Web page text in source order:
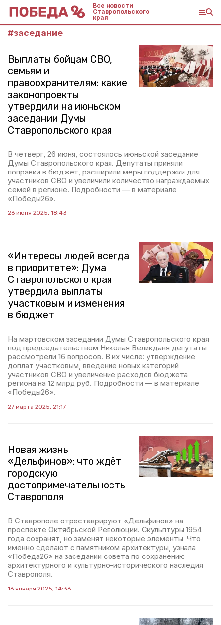
Все новости
Ставропольского
края
#заседание
Выплаты бойцам СВО,
семьям и
правоохранителям: какие
законопроекты
утвердили на июньском
заседании Думы
Ставропольского края
В четверг, 26 июня, состоялось июньской заседание
Думы Ставропольского края. Депутаты приняли
поправки в бюджет, расширили меры поддержки для
участников СВО и увеличили количество награждаемых
семей в регионе. Подробности — в материале
«Победы26».
26 июня 2025, 18:43
«Интересы людей всегда
в приоритете»: Дума
Ставропольского края
утвердила выплаты
участковым и изменения
в бюджет
На мартовском заседании Думы Ставропольского края
под председательством Николая Великданя депутаты
рассмотрели 16 вопросов. В их числе: утверждение
доплат участковым, введение новых категорий
участников СВО и увеличение расходов бюджета
региона на 12 млрд руб. Подробности — в материале
«Победы26».
27 марта 2025, 21:17
Новая жизнь
«Дельфинов»: что ждёт
городскую
достопримечательность
Ставрополя
В Ставрополе отреставрируют «Дельфинов» на
проспекте Октябрьской Революции. Скульптуры 1954
года сохранят, но заменят некоторые элементы. Что
именно сделают с памятником архитектуры, узнала
«Победа26» на заседании совета по сохранению
архитектурного и культурно-исторического наследия
Ставрополя.
16 января 2025, 14:36